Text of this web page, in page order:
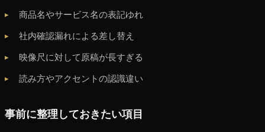
商品名やサービス名の表記ゆれ
社内確認漏れによる差し替え
映像尺に対して原稿が長すぎる
読み方やアクセントの認識違い
事前に整理しておきたい項目